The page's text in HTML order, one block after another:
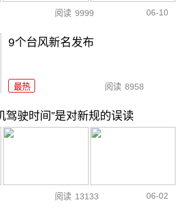
阅读 9999 06-10
9个台风新名发布
最热 阅读 8958
驾驶时间”是对新规的误读
阅读 13133 06-02